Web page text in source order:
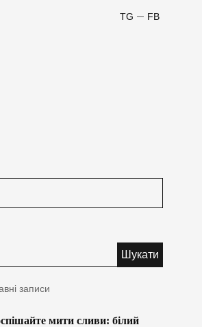
FB
TG
записи
мити сливи: білий